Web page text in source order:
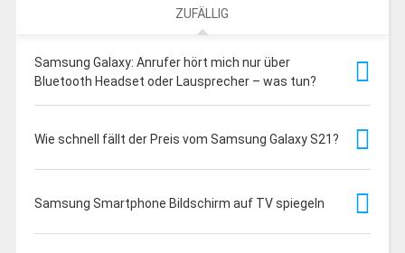
ZUFÄLLIG
Samsung Galaxy: Anrufer hört mich nur über
Bluetooth Headset oder Lausprecher – was tun?
Wie schnell fällt der Preis vom Samsung Galaxy S21?
Samsung Smartphone Bildschirm auf TV spiegeln